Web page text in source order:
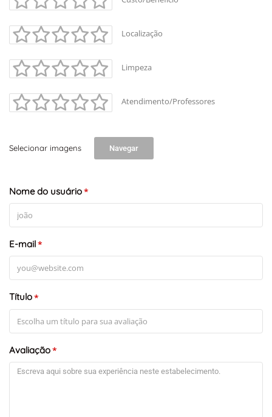
Localização
Limpeza
Atendimento/Professores
Selecionar imagens Navegar
Nome do usuário*
E-mail*
Título*
Avaliação*